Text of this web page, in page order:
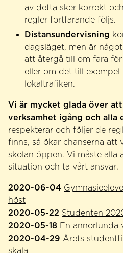
av detta sker korrekt
regler fortfarande följs.
Distansundervisning
dagsläget, men är
att återgå till om fara
eller om det till
lokaltrafiken.
Vi är mycket glada över
verksamhet igång och alla
respekterar och följer de
finns, så ökar chanserna att
skolan öppen. Vi måste alla
situation och ta vårt ansvar.
2020-06-04
höst
2020-05-22 Studenten
2020-05-18 En annorlunda
2020-04-29 Årets
skala